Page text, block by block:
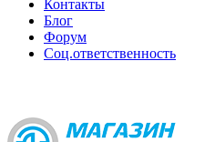
Контакты
Блог
Форум
Соц.ответственность